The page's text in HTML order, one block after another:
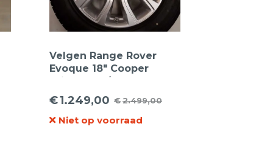
Velgen Range Rover
Evoque 18″ Cooper
Winter 235/60R18 107H
Discoverer Winter XL
€2.499,00
Oorspronkelijke
prijs
€1.249,00
Huidige
prijs
Niet op voorraad